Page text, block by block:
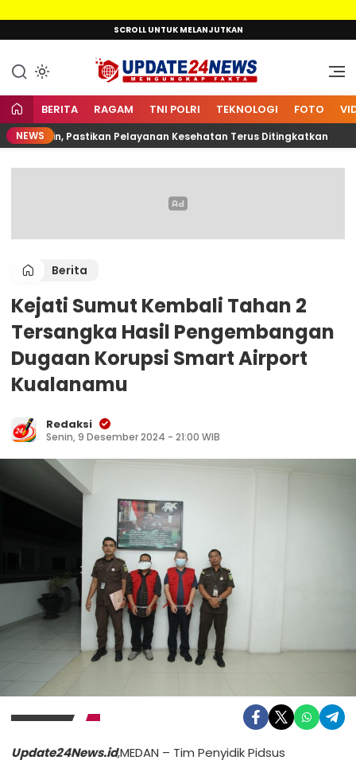
ke
SCROLL UNTUK MELANJUTKAN
Update24News.id
Mengungkap Fakta
BERITA RAGAM TNI POLRI TEKNOLOGI FOTO
NEWS Pastikan Pelayanan Kesehatan Terus Ditingkatkan
Berita
Kejati Sumut Kembali Tahan 2
Tersangka Hasil Pengembangan
Dugaan Korupsi Smart Airport
Kualanamu
Redaksi
Senin, 9 Desember 2024 - 21:00 WIB
Update24News.id,MEDAN – Tim Penyidik Pidsus